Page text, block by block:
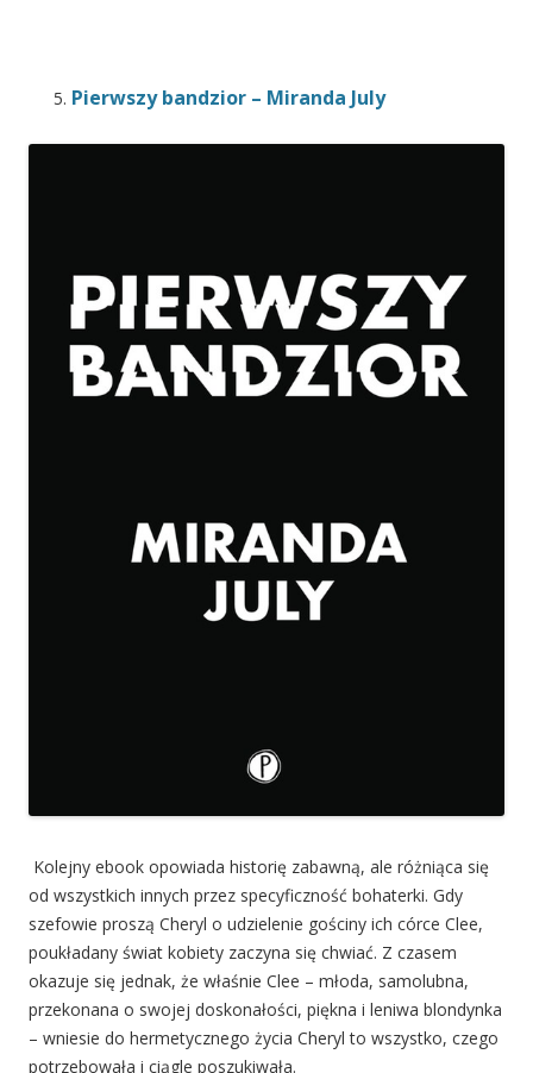
Pierwszy bandzior – Miranda July
Kolejny ebook opowiada historię zabawną, ale różniąca się
od wszystkich innych przez specyficzność bohaterki. Gdy
szefowie proszą Cheryl o udzielenie gościny ich córce Clee,
poukładany świat kobiety zaczyna się chwiać. Z czasem
okazuje się jednak, że właśnie Clee – młoda, samolubna,
przekonana o swojej doskonałości, piękna i leniwa blondynka
– wniesie do hermetycznego życia Cheryl to wszystko, czego
potrzebowała i ciągle poszukiwała.